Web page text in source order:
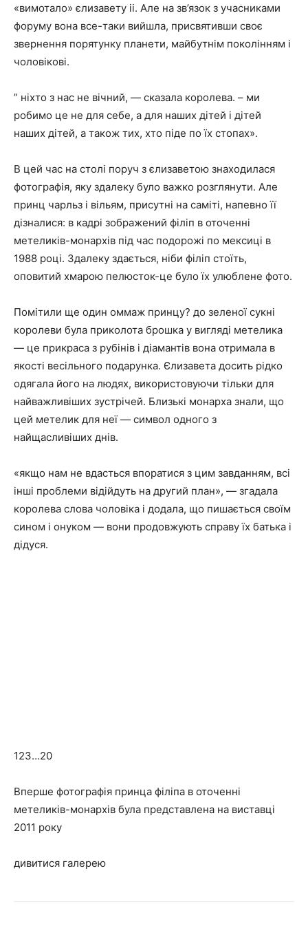
«вимотало» єлизавету ii. Але на зв’язок з учасниками
форуму вона все-таки вийшла, присвятивши своє
звернення порятунку планети, майбутнім поколінням і
чоловікові.
” ніхто з нас не вічний, — сказала королева. – ми
робимо це не для себе, а для наших дітей і дітей
наших дітей, а також тих, хто піде по їх стопах».
В цей час на столі поруч з єлизаветою знаходилася
фотографія, яку здалеку було важко розглянути. Але
принц чарльз і вільям, присутні на саміті, напевно її
дізналися: в кадрі зображений філіп в оточенні
метеликів-монархів під час подорожі по мексиці в
1988 році. Здалеку здається, ніби філіп стоїть,
оповитий хмарою пелюсток-це було їх улюблене фото.
Помітили ще один оммаж принцу? до зеленої сукні
королеви була приколота брошка у вигляді метелика
— це прикраса з рубінів і діамантів вона отримала в
якості весільного подарунка. Єлизавета досить рідко
одягала його на людях, використовуючи тільки для
найважливіших зустрічей. Близькі монарха знали, що
цей метелик для неї — символ одного з
найщасливіших днів.
«якщо нам не вдасться впоратися з цим завданням, всі
інші проблеми відійдуть на другий план», — згадала
королева слова чоловіка і додала, що пишається своїм
сином і онуком — вони продовжують справу їх батька і
дідуся.
123…20
Вперше фотографія принца філіпа в оточенні
метеликів-монархів була представлена на виставці
2011 року
дивитися галерею